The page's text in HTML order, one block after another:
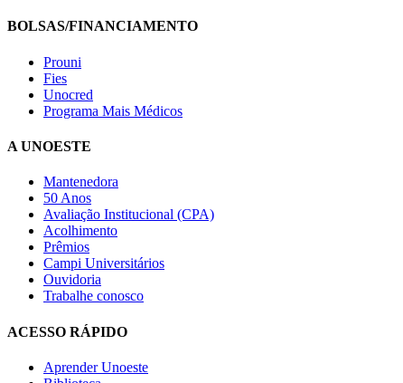
BOLSAS/FINANCIAMENTO
Prouni
Fies
Unocred
Programa Mais Médicos
A UNOESTE
Mantenedora
50 Anos
Avaliação Institucional (CPA)
Acolhimento
Prêmios
Campi Universitários
Ouvidoria
Trabalhe conosco
ACESSO RÁPIDO
Aprender Unoeste